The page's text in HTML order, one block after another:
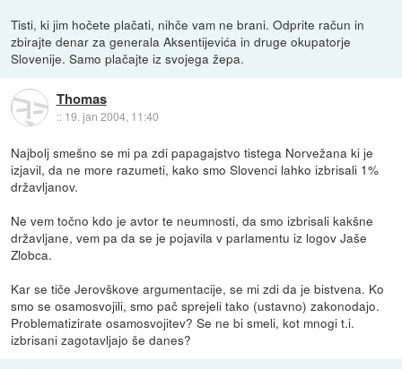
Tisti, ki jim hočete plačati, nihče vam ne brani. Odprite račun in
zbirajte denar za generala Aksentijevića in druge okupatorje
Slovenije. Samo plačajte iz svojega žepa.
Thomas
:: 19. jan 2004, 11:40
Najbolj smešno se mi pa zdi papagajstvo tistega Norvežana ki je
izjavil, da ne more razumeti, kako smo Slovenci lahko izbrisali 1%
državljanov.
Ne vem točno kdo je avtor te neumnosti, da smo izbrisali kakšne
državljane, vem pa da se je pojavila v parlamentu iz logov Jaše
Zlobca.
Kar se tiče Jerovškove argumentacije, se mi zdi da je bistvena. Ko
smo se osamosvojili, smo pač sprejeli tako (ustavno) zakonodajo.
Problematizirate osamosvojitev? Se ne bi smeli, kot mnogi t.i.
izbrisani zagotavljajo še danes?